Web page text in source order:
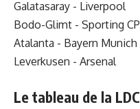
Galatasaray - Liverpool
Bodo-Glimt - Sporting CP
Atalanta - Bayern Munich
Leverkusen - Arsenal
Le tableau de la LDC